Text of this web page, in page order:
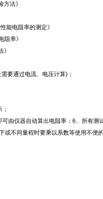
法》
能电阻率的测定》
阻率》
》
要通过电流、电压计算)；
由仪器自动算出电阻率；6、所有
或不同量程时要乘以系数等使用不便